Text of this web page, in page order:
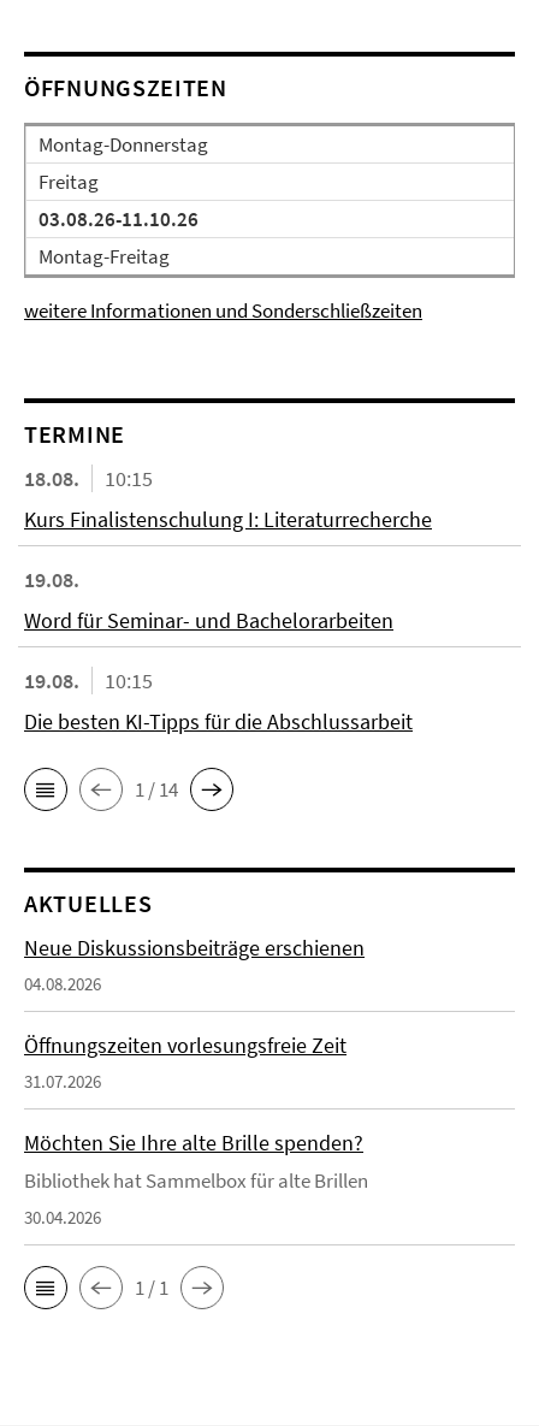
ÖFFNUNGSZEITEN
Montag-Donnerstag
Freitag
03.08.26-11.10.26
Montag-Freitag
weitere Informationen und Sonderschließzeiten
TERMINE
18.08.
10:15
Kurs Finalistenschulung I: Literaturrecherche
19.08.
Word für Seminar- und Bachelorarbeiten
19.08.
10:15
Die besten KI-Tipps für die Abschlussarbeit
1 / 14
AKTUELLES
Neue Diskussionsbeiträge erschienen
04.08.2026
Öffnungszeiten vorlesungsfreie Zeit
31.07.2026
Möchten Sie Ihre alte Brille spenden?
Bibliothek hat Sammelbox für alte Brillen
30.04.2026
1 / 1